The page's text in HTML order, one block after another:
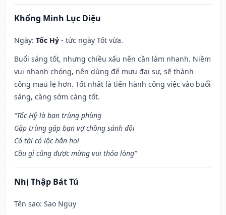
Khổng Minh Lục Diệu
Ngày: Tốc Hỷ - tức ngày Tốt vừa.
Buổi sáng tốt, nhưng chiều xấu nên cần làm nhanh. Niềm
vui nhanh chóng, nên dùng để mưu đại sự, sẽ thành
công mau lẹ hơn. Tốt nhất là tiến hành công việc vào buổi
sáng, càng sớm càng tốt.
“Tốc Hỷ là bạn trùng phùng
Gặp trùng gặp bạn vợ chồng sánh đôi
Có tài có lộc hẳn hoi
Cầu gì cũng được mừng vui thỏa lòng”
Nhị Thập Bát Tú
Tên sao: Sao Nguy